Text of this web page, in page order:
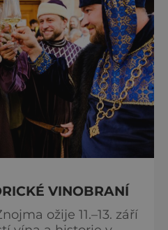
VINOBRANÍ
ožije 11.–13. září